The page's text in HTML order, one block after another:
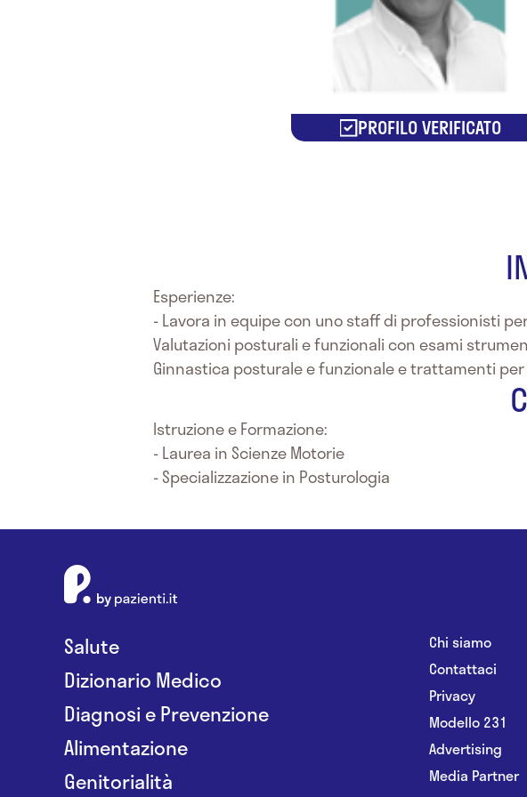
PROFILO VERIFICATO
Esperienze:
- Lavora in equipe con uno staff di professionisti
Valutazioni posturali e funzionali con esami
Ginnastica posturale e funzionale e trattamenti
Istruzione e Formazione:
- Laurea in Scienze Motorie
- Specializzazione in Posturologia
Salute
Dizionario Medico
Diagnosi e Prevenzione
Alimentazione
Genitorialità
Chi siamo
Contattaci
Privacy
Modello 231
Advertising
Media Partner